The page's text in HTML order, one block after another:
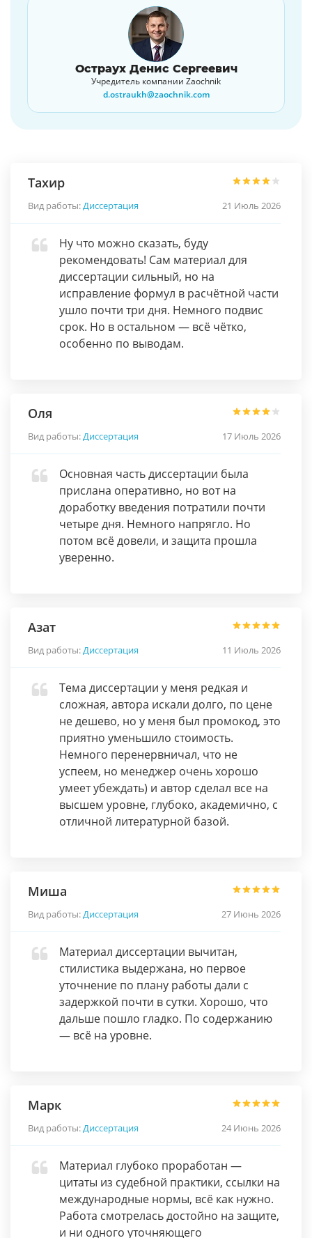
Остраух Денис Сергеевич
Учредитель компании Zaochnik
d.ostraukh@zaochnik.com
Тахир
Вид работы:Диссертация 21 Июль 2026
Ну что можно сказать, буду
рекомендовать! Сам материал для
диссертации сильный, но на
исправление формул в расчётной части
ушло почти три дня. Немного подвис
срок. Но в остальном — всё чётко,
особенно по выводам.
Оля
Вид работы:Диссертация 17 Июль 2026
Основная часть диссертации была
прислана оперативно, но вот на
доработку введения потратили почти
четыре дня. Немного напрягло. Но
потом всё довели, и защита прошла
уверенно.
Азат
Вид работы:Диссертация 11 Июль 2026
Тема диссертации у меня редкая и
сложная, автора искали долго, по цене
не дешево, но у меня был промокод, это
приятно уменьшило стоимость.
Немного перенервничал, что не
успеем, но менеджер очень хорошо
умеет убеждать) и автор сделал все на
высшем уровне, глубоко, академично, с
отличной литературной базой.
Миша
Вид работы:Диссертация 27 Июнь 2026
Материал диссертации вычитан,
стилистика выдержана, но первое
уточнение по плану работы дали с
задержкой почти в сутки. Хорошо, что
дальше пошло гладко. По содержанию
— всё на уровне.
Марк
Вид работы:Диссертация 24 Июнь 2026
Материал глубоко проработан —
цитаты из судебной практики, ссылки на
международные нормы, всё как нужно.
Работа смотрелась достойно на защите,
и ни одного уточняющего